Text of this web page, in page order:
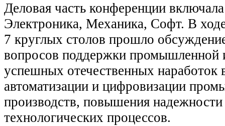
Деловая часть конференции
Электроника, Механика, Софт. В
7 круглых столов прошло
вопросов поддержки промышленной
успешных отечественных наработок
автоматизации и цифровизации
производств, повышения надежности
технологических процессов.